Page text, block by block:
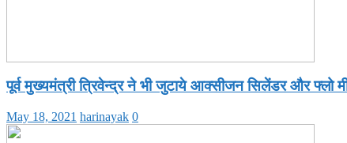
पूर्व मुख्यमंत्री त्रिवेन्द्र ने भी जुटाये आक्सीजन सिलेंडर और फ्लो
May 18, 2021 harinayak 0